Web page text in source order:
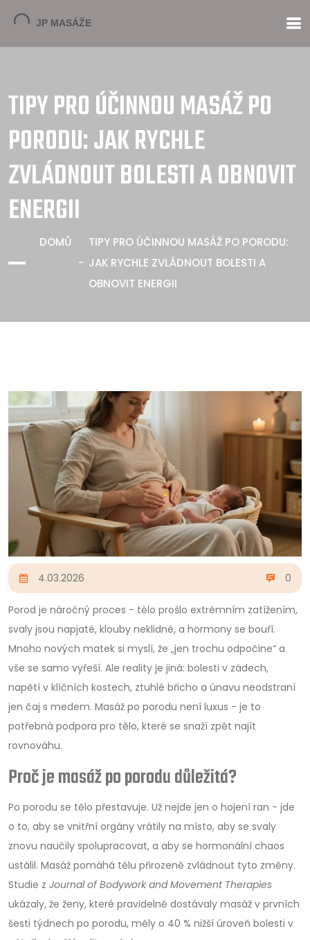
TIPY PRO ÚČINNOU MASÁŽ PO
PORODU: JAK RYCHLE
ZVLÁDNOUT BOLESTI A OBNOVIT
ENERGII
DOMŮ
TIPY PRO ÚČINNOU MASÁŽ PO PORODU:
JAK RYCHLE ZVLÁDNOUT BOLESTI A
OBNOVIT ENERGII
4.03.2026 0
Porod je náročný proces - tělo prošlo extrémním zatížením,
svaly jsou napjaté, klouby neklidné, a hormony se bouří.
Mnoho nových matek si myslí, že „jen trochu odpočine“ a
vše se samo vyřeší. Ale reality je jiná: bolesti v zádech,
napětí v klíčních kostech, ztuhlé břicho a únavu neodstraní
jen čaj s medem. Masáž po porodu není luxus - je to
potřebná podpora pro tělo, které se snaží zpět najít
rovnováhu.
Proč je masáž po porodu důležitá?
Po porodu se tělo přestavuje. Už nejde jen o hojení ran - jde
o to, aby se vnitřní orgány vrátily na místo, aby se svaly
znovu naučily spolupracovat, a aby se hormonální chaos
ustálil. Masáž pomáhá tělu přirozeně zvládnout tyto změny.
Studie z Journal of Bodywork and Movement Therapies
ukázaly, že ženy, které pravidelně dostávaly masáž v prvních
šesti týdnech po porodu, měly o 40 % nižší úroveň bolesti v